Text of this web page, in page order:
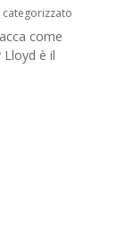
categorizzato
come
Lloyd è il